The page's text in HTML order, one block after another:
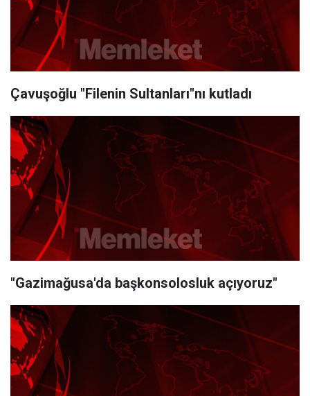
Çavuşoğlu "Filenin Sultanları"nı kutladı
"Gazimağusa'da başkonsolosluk açıyoruz"